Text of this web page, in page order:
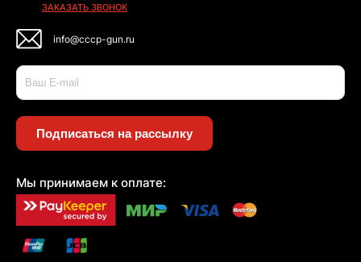
ЗАКАЗАТЬ ЗВОНОК
info@cccp-gun.ru
Подписаться на рассылку
Мы принимаем к оплате: